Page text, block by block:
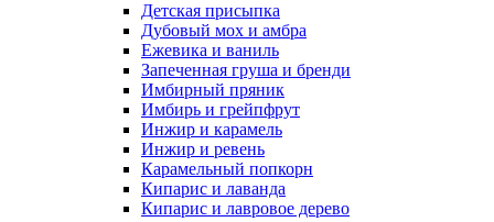
Детская присыпка
Дубовый мох и амбра
Ежевика и ваниль
Запеченная груша и бренди
Имбирный пряник
Имбирь и грейпфрут
Инжир и карамель
Инжир и ревень
Карамельный попкорн
Кипарис и лаванда
Кипарис и лавровое дерево